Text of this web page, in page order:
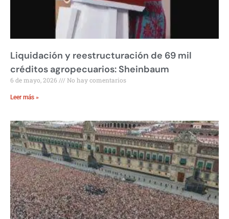
Liquidación y reestructuración de 69 mil
créditos agropecuarios: Sheinbaum
6 de mayo, 2026 No hay comentarios
Leer más »